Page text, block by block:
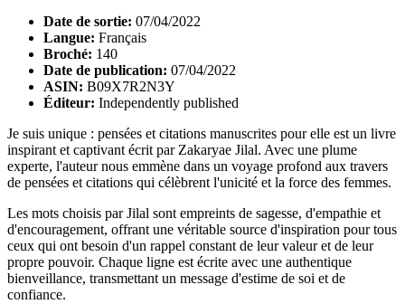
Date de sortie: 07/04/2022
Langue: Français
Broché: 140
Date de publication: 07/04/2022
ASIN: B09X7R2N3Y
Éditeur: Independently published
Je suis unique : pensées et citations manuscrites pour elle est un livre
inspirant et captivant écrit par Zakaryae Jilal. Avec une plume
experte, l'auteur nous emmène dans un voyage profond aux travers
de pensées et citations qui célèbrent l'unicité et la force des femmes.
Les mots choisis par Jilal sont empreints de sagesse, d'empathie et
d'encouragement, offrant une véritable source d'inspiration pour tous
ceux qui ont besoin d'un rappel constant de leur valeur et de leur
propre pouvoir. Chaque ligne est écrite avec une authentique
bienveillance, transmettant un message d'estime de soi et de
confiance.